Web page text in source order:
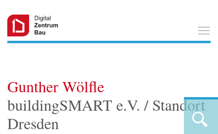
Gunther Wölfle
buildingSMART e.V. / Standort
Dresden